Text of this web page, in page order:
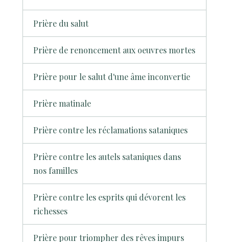
Prière du salut
Prière de renoncement aux oeuvres mortes
Prière pour le salut d'une âme inconvertie
Prière matinale
Prière contre les réclamations sataniques
Prière contre les autels sataniques dans
nos familles
Prière contre les esprits qui dévorent les
richesses
Prière pour triompher des rêves impurs